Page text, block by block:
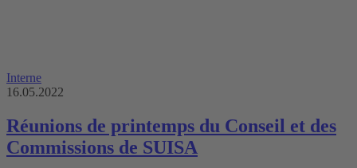
Interne
16.05.2022
Réunions de printemps du Conseil et des
Commissions de SUISA